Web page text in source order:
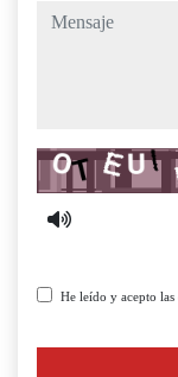
mensaje
Captcha
He leído y acepto